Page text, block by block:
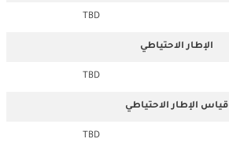
TBD
الإطار الاحتياطي
TBD
قياس الإطار الاحتياطي
TBD